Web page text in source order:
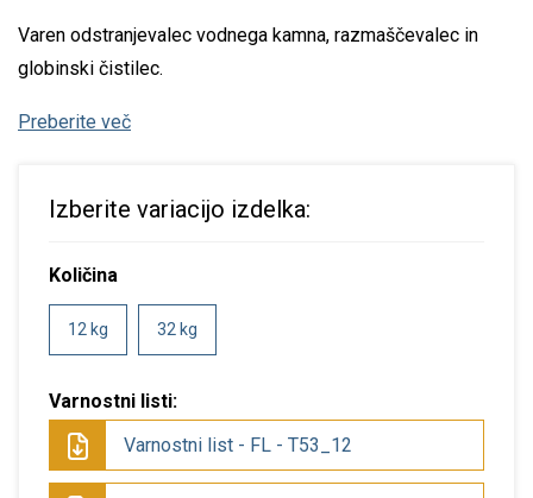
Varen odstranjevalec vodnega kamna, razmaščevalec in
globinski čistilec.
Preberite več
Izberite variacijo izdelka:
Količina
12 kg 32 kg
Varnostni listi:
Varnostni list - FL - T53_12